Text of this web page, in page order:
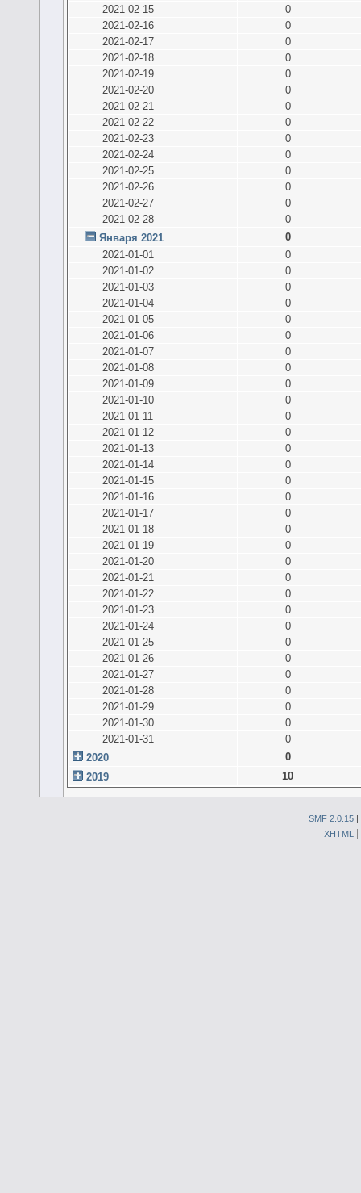
2021-02-15
0
2021-02-16
0
2021-02-17
0
2021-02-18
0
2021-02-19
0
2021-02-20
0
2021-02-21
0
2021-02-22
0
2021-02-23
0
2021-02-24
0
2021-02-25
0
2021-02-26
0
2021-02-27
0
2021-02-28
0
Января 2021
0
2021-01-01
0
2021-01-02
0
2021-01-03
0
2021-01-04
0
2021-01-05
0
2021-01-06
0
2021-01-07
0
2021-01-08
0
2021-01-09
0
2021-01-10
0
2021-01-11
0
2021-01-12
0
2021-01-13
0
2021-01-14
0
2021-01-15
0
2021-01-16
0
2021-01-17
0
2021-01-18
0
2021-01-19
0
2021-01-20
0
2021-01-21
0
2021-01-22
0
2021-01-23
0
2021-01-24
0
2021-01-25
0
2021-01-26
0
2021-01-27
0
2021-01-28
0
2021-01-29
0
2021-01-30
0
2021-01-31
0
2020
0
2019
10
SMF 2.0.15 |
XHTML